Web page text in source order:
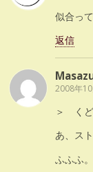
似合っ
返信
2008年
＞ く
あ、ス
ふふふ。